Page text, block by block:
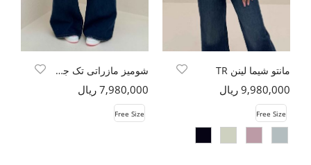
مانتو شیما لینن TR
9,980,000 ریال
Free Size
شومیز مازراتی تک جیب کد 721
7,980,000 ریال
Free Size